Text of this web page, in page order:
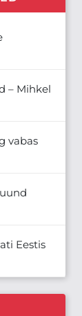
– Mihkel
vabas
Eestis